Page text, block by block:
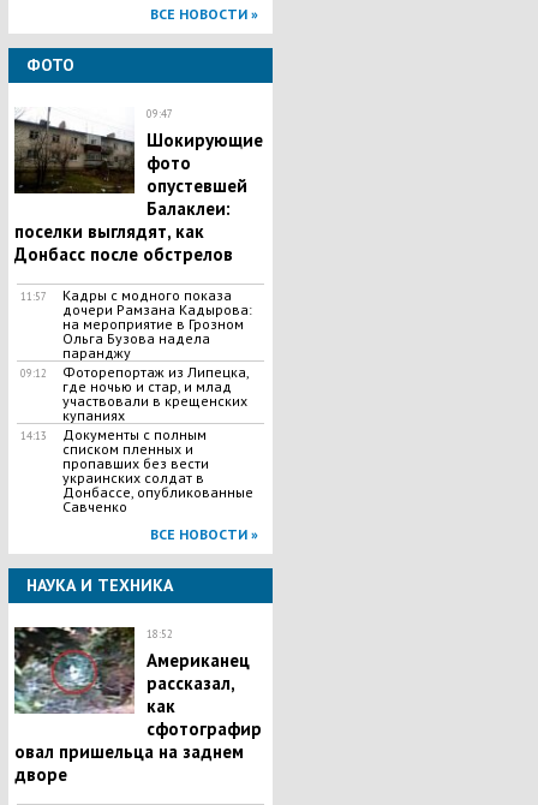
ВСЕ НОВОСТИ »
ФОТО
09:47
Шокирующие
фото
опустевшей
Балаклеи:
поселки выглядят, как
Донбасс после обстрелов
11:57
Кадры с модного показа
дочери Рамзана Кадырова:
на мероприятие в Грозном
Ольга Бузова надела
паранджу
09:12
Фоторепортаж из Липецка,
где ночью и стар, и млад
участвовали в крещенских
купаниях
14:13
Документы с полным
списком пленных и
пропавших без вести
украинских солдат в
Донбассе, опубликованные
Савченко
ВСЕ НОВОСТИ »
НАУКА И ТЕХНИКА
18:52
Американец
рассказал,
как
сфотографир
овал пришельца на заднем
дворе